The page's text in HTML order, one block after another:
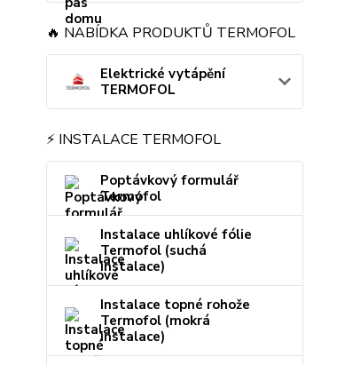
🔥 NABÍDKA PRODUKTŮ TERMOFOL
Elektrické vytápění
TERMOFOL
⚡ INSTALACE TERMOFOL
Poptávkový formulář
Termofol
Instalace uhlíkové fólie
Termofol (suchá
instalace)
Instalace topné rohože
Termofol (mokrá
instalace)